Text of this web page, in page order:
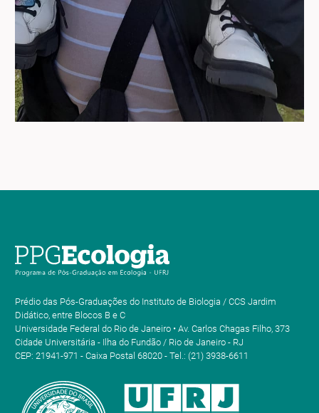
Prédio das Pós-Graduações do Instituto de Biologia / CCS Jardim
Didático, entre Blocos B e C
Universidade Federal do Rio de Janeiro • Av. Carlos Chagas Filho, 373
Cidade Universitária - Ilha do Fundão / Rio de Janeiro - RJ
CEP: 21941-971 - Caixa Postal 68020 - Tel.: (21) 3938-6611